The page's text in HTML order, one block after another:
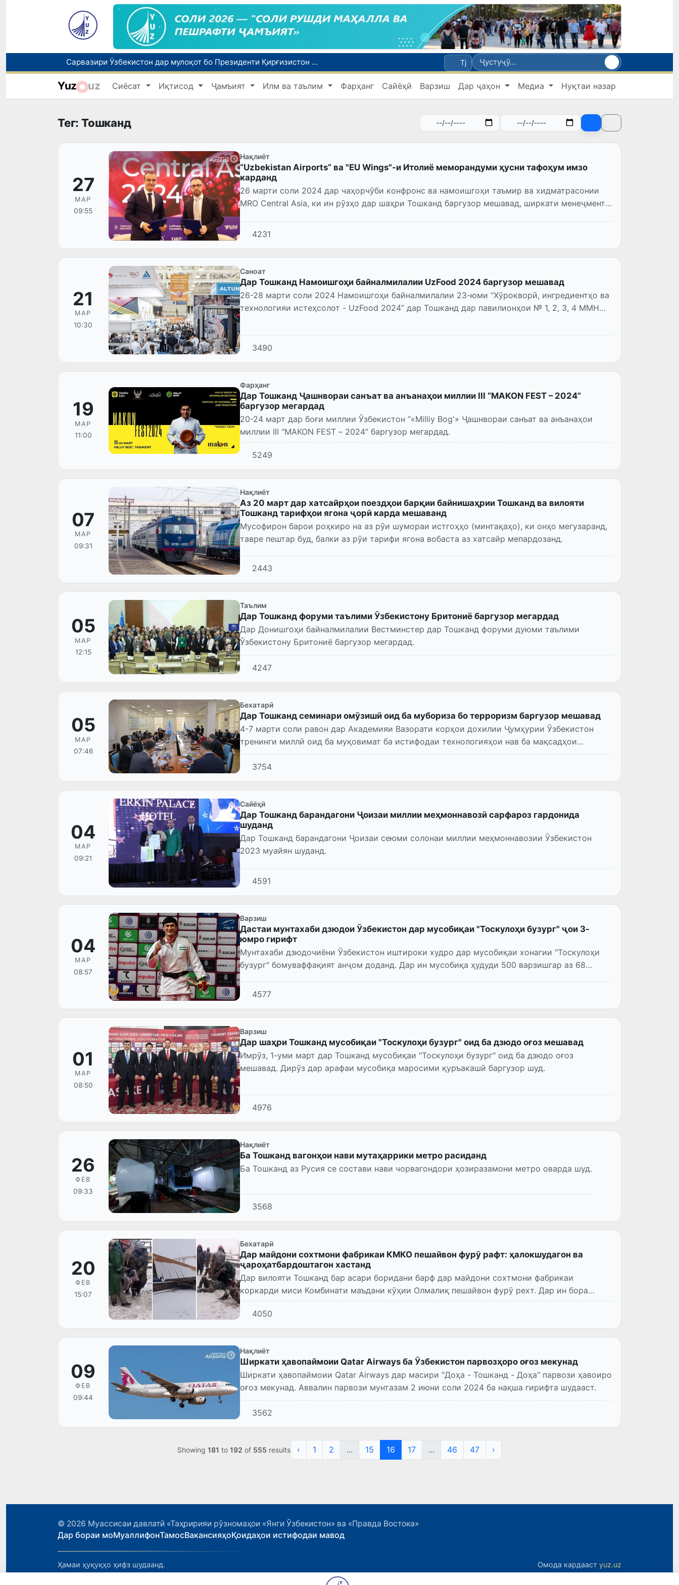
Сарвазири Ӯзбекистон дар мулоқот бо Президенти Қирғизистон дар доираи чорабиниҳои Иттиҳоди иқтисодии АвруОсиё иштирок кард
Дар Қашқадарё анҷумани байналмилалии экологӣ бо иштироки ҷавонон аз нӯҳ кишвар баргузор мешавад
Тошканд ба баргузории чемпионати Осиё оид ба вазнабардорӣ омодагӣ мебинад
Tj
Yuz uz Сиёсат Иқтисод Ҷамъият Илм ва таълим Фарҳанг Сайёҳӣ Варзиш Дар ҷаҳон Медиа Нуқтаи назар
Тег: Тошканд
27
МАР
09:55
Нақлиёт
“Uzbekistan Airports” ва "EU Wings"-и Итолиё меморандуми ҳусни тафоҳум имзо
карданд
26 марти соли 2024 дар чаҳорчӯби конфронс ва намоишгоҳи таъмир ва хидматрасонии
MRO Central Asia, ки ин рӯзҳо дар шаҳри Тошканд баргузор мешавад, ширкати менеҷменти
4231
21
МАР
10:30
Саноат
Дар Тошканд Намоишгоҳи байналмилалии UzFood 2024 баргузор мешавад
26-28 марти соли 2024 Намоишгоҳи байналмилалии 23-юми “Хӯрокворӣ, ингредиентҳо ва
технологияи истеҳсолот - UzFood 2024” дар Тошканд дар павилионҳои № 1, 2, 3, 4 ММН
3490
19
МАР
11:00
Фарҳанг
Дар Тошканд Ҷашнвораи санъат ва анъанаҳои миллии III “MAKON FEST – 2024”
баргузор мегардад
20-24 март дар боғи миллии Ӯзбекистон “«Milliy Bog'» Ҷашнвораи санъат ва анъанаҳои
миллии III “MAKON FEST – 2024” баргузор мегардад.
5249
07
МАР
09:31
Нақлиёт
Аз 20 март дар хатсайрҳои поездҳои барқии байнишаҳрии Тошканд ва вилояти
Тошканд тарифҳои ягона ҷорӣ карда мешаванд
Мусофирон барои роҳкиро на аз рӯи шумораи истгоҳҳо (минтақаҳо), ки онҳо мегузаранд,
тавре пештар буд, балки аз рӯи тарифи ягона вобаста аз хатсайр мепардозанд.
2443
05
МАР
12:15
Таълим
Дар Тошканд форуми таълими Ӯзбекистону Бритониё баргузор мегардад
Дар Донишгоҳи байналмилалии Вестминстер дар Тошканд форуми дуюми таълими
Ӯзбекистону Бритониё баргузор мегардад.
4247
05
МАР
07:46
Бехатарӣ
Дар Тошканд семинари омӯзишӣ оид ба мубориза бо терроризм баргузор мешавад
4-7 марти соли равон дар Академияи Вазорати корҳои дохилии Ҷумҳурии Ӯзбекистон
тренинги миллӣ оид ба муқовимат ба истифодаи технологияҳои нав ба мақсадҳои
террористӣ баргузор мегар...
3754
04
МАР
09:21
Сайёҳӣ
Дар Тошканд барандагони Ҷоизаи миллии меҳмоннавозӣ сарфароз гардонида
шуданд
Дар Тошканд барандагони Ҷоизаи сеюми солонаи миллии меҳмоннавозии Ӯзбекистон
2023 муайян шуданд.
4591
04
МАР
08:57
Варзиш
Дастаи мунтахаби дзюдои Ӯзбекистон дар мусобиқаи "Тоскулоҳи бузург" ҷои 3-
юмро гирифт
Мунтахаби дзюдочиёни Ӯзбекистон иштироки худро дар мусобиқаи хонагии "Тоскулоҳи
бузург" бомуваффақият анҷом доданд. Дар ин мусобиқа ҳудуди 500 варзишгар аз 68
4577
01
МАР
08:50
Варзиш
Дар шаҳри Тошканд мусобиқаи "Тоскулоҳи бузург" оид ба дзюдо оғоз мешавад
Имрӯз, 1-уми март дар Тошканд мусобиқаи "Тоскулоҳи бузург" оид ба дзюдо оғоз
мешавад. Дирӯз дар арафаи мусобиқа маросими қуръакашӣ баргузор шуд.
4976
26
ФЕВ
09:33
Нақлиёт
Ба Тошканд вагонҳои нави мутаҳаррики метро расиданд
Ба Тошканд аз Русия се состави нави чорвагондори ҳозиразамони метро оварда шуд.
3568
20
ФЕВ
15:07
Бехатарӣ
Дар майдони сохтмони фабрикаи КМКО пешайвон фурӯ рафт: ҳалокшудагон ва
ҷароҳатбардоштагон хастанд
Дар вилояти Тошканд бар асари боридани барф дар майдони сохтмони фабрикаи
коркарди миси Комбинати маъдани кӯҳии Олмалиқ пешайвон фурӯ рехт. Дар ин бора
хидмати матбуоти вазорати ва...
4050
09
ФЕВ
09:44
Нақлиёт
Ширкати ҳавопаймоии Qatar Airways ба Ӯзбекистон парвозҳоро оғоз мекунад
Ширкати ҳавопаймоии Qatar Airways дар масири "Доҳа - Тошканд - Доҳа" парвози ҳавоиро
оғоз мекунад. Аввалин парвози мунтазам 2 июни соли 2024 ба нақша гирифта шудааст.
3562
Showing 181 to 192 of 555 results ‹ 1 2 ... 15 16 17 ... 46 47 ›
© 2026 Муассисаи давлатӣ «Таҳририяи рӯзномаҳои «Янги Ӯзбекистон» ва «Правда Востока»
Дар бораи моМуаллифонТамосВакансияҳоҚоидаҳои истифодаи мавод
Ҳамаи ҳуқуқҳо ҳифз шудаанд. Омода кардааст yuz.uz